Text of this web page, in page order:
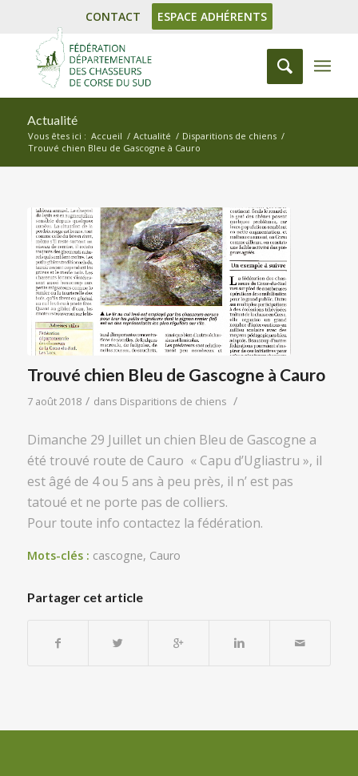
CONTACT ESPACE ADHÉRENTS
Actualité
Vous êtes ici : Accueil / Actualité / Disparitions de chiens /
Trouvé chien Bleu de Gascogne à Cauro
Trouvé chien Bleu de Gascogne à Cauro
7 août 2018 / dans Disparitions de chiens /
Dimanche 29 Juillet un chien Bleu de Gascogne a
été trouvé route de Cauro « Capu d’Ugliastru », il
est âgé de 4 ou 5 ans à peu près, il n’ est pas
tatoué et ne porte pas de colliers.
Pour toute info contactez la fédération.
Mots-clés : cascogne, Cauro
Partager cet article